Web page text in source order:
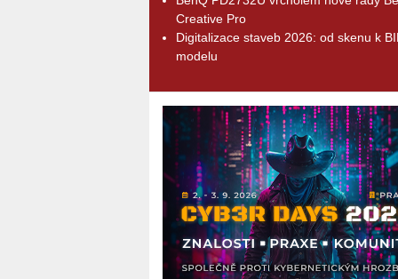
Creative Pro
Digitalizace staveb 2026: od skenu k
modelu